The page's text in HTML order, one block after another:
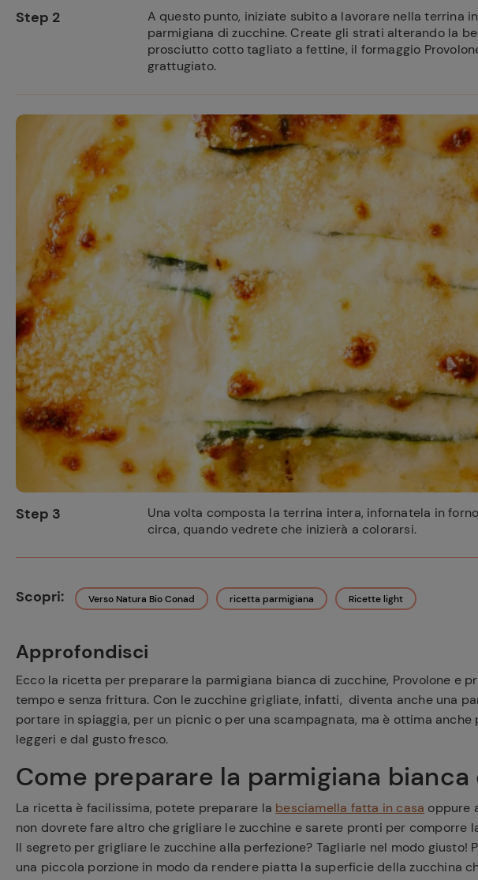
Step 2
A questo punto, iniziate subito a lavorare nella terrina
parmigiana di zucchine. Create gli strati alterando la
prosciutto cotto tagliato a fettine, il formaggio
grattugiato.
Step 3
Una volta composta la terrina intera, infornatela in
circa, quando vedrete che inizierà a colorarsi.
Scopri: Verso Natura Bio Conad ricetta parmigiana Ricette light
Approfondisci
Ecco la ricetta per preparare la parmigiana bianca di zucchine, Provolone e
tempo e senza frittura. Con le zucchine grigliate, infatti, diventa anche una
portare in spiaggia, per un picnic o per una scampagnata, ma è ottima anche
leggeri e dal gusto fresco.
Come preparare la parmigiana
La ricetta è facilissima, potete preparare la besciamella fatta in casa oppure
non dovrete fare altro che grigliare le zucchine e sarete pronti per comporre
Il segreto per grigliare le zucchine alla perfezione? Tagliarle nel modo giusto!
una piccola porzione in modo da rendere piatta la superficie della zucchina